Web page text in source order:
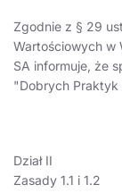
Zgodnie z § 29
Wartościowych w
SA informuje, że
"Dobrych Praktyk
Dział II
Zasady 1.1 i 1.2